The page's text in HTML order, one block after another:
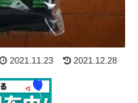
2021.11.23 2021.12.28